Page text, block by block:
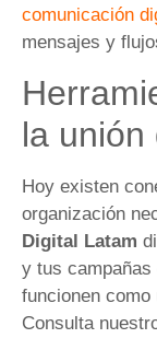
comunicación
mensajes y
la unión
Hoy existen
organización
Digital Latam
y tus
funcionen
Consulta